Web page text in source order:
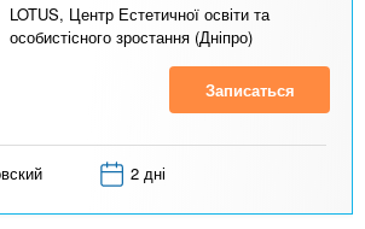
LOTUS, Центр Естетичної освіти та
особистісного зростання (Дніпро)
Записаться
2 дні